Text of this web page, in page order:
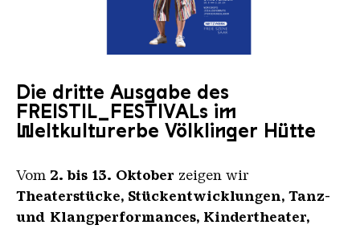
Die dritte Ausgabe des
FREISTIL_FESTIVALs im
Weltkulturerbe Völklinger Hütte
Vom 2. bis 13. Oktober zeigen wir
Theaterstücke, Stückentwicklungen, Tanz-
und Klangperformances, Kindertheater,